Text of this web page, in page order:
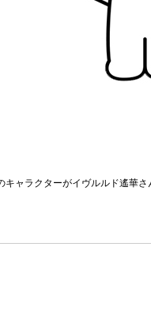
ャラクターがイヴルルド遙華